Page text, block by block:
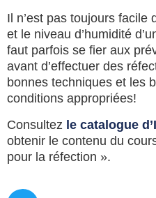
Il n’est pas toujours facile
et le niveau d’humidité
faut parfois se fier aux
avant d’effectuer des
bonnes techniques et les
conditions appropriées!
Consultez le catalogue
obtenir le contenu du
pour la réfection ».